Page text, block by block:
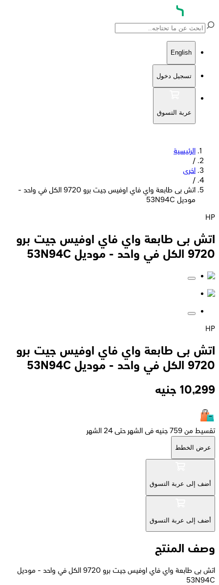
دخول
التسوق
اتش بى طابعة واي فاي اوفيس جيت برو 9720 الكل في واحد -
طابعة واي فاي اوفيس جيت برو
طابعة واي فاي اوفيس جيت برو
جنيه
التسوق
التسوق
اتش بى طابعة واي فاي اوفيس جيت برو 9720 الكل في واحد - موديل